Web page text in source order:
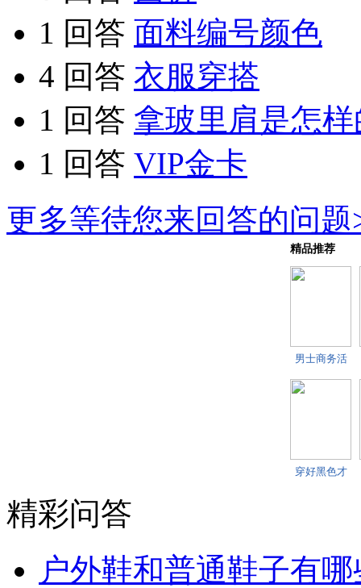
1 回答 面料编号颜色
4 回答 衣服穿搭
1 回答 拿玻里肩是怎
1 回答 VIP金卡
更多等待您来回答的问题
精品推荐
男士商务活
西
穿好黑色才
精彩问答
户外鞋和普通鞋子有